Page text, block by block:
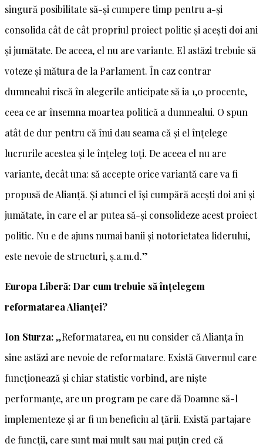
singură posibilitate să-și cumpere timp pentru a-și
consolida cât de cât propriul proiect politic și acești doi ani
și jumătate. De aceea, el nu are variante. El astăzi trebuie să
voteze și mătura de la Parlament. În caz contrar
dumnealui riscă în alegerile anticipate să ia 1,0 procente,
ceea ce ar însemna moartea politică a dumnealui. O spun
atât de dur pentru că îmi dau seama că și el înțelege
lucrurile acestea și le înțeleg toți. De aceea el nu are
variante, decât una: să accepte orice variantă care va fi
propusă de Alianță. Și atunci el își cumpără acești doi ani și
jumătate, în care el ar putea să-și consolideze acest proiect
politic. Nu e de ajuns numai banii și notorietatea liderului,
este nevoie de structuri, ș.a.m.d.”
Europa Liberă: Dar cum trebuie să înțelegem
reformatarea Alianței?
Ion Sturza:„Reformatarea, eu nu consider că Alianța în
sine astăzi are nevoie de reformatare. Există Guvernul care
funcționează și chiar statistic vorbind, are niște
performanțe, are un program pe care dă Doamne să-l
implementeze și ar fi un beneficiu al țării. Există partajare
de funcții, care sunt mai mult sau mai puțin cred că